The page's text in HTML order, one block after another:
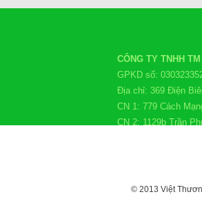
CÔNG TY TNHH
GPKD số:
Địa chỉ: 369 Điện
CN 1: 779 Cách
CN 2: 1129b Trần
© 2013 Việt